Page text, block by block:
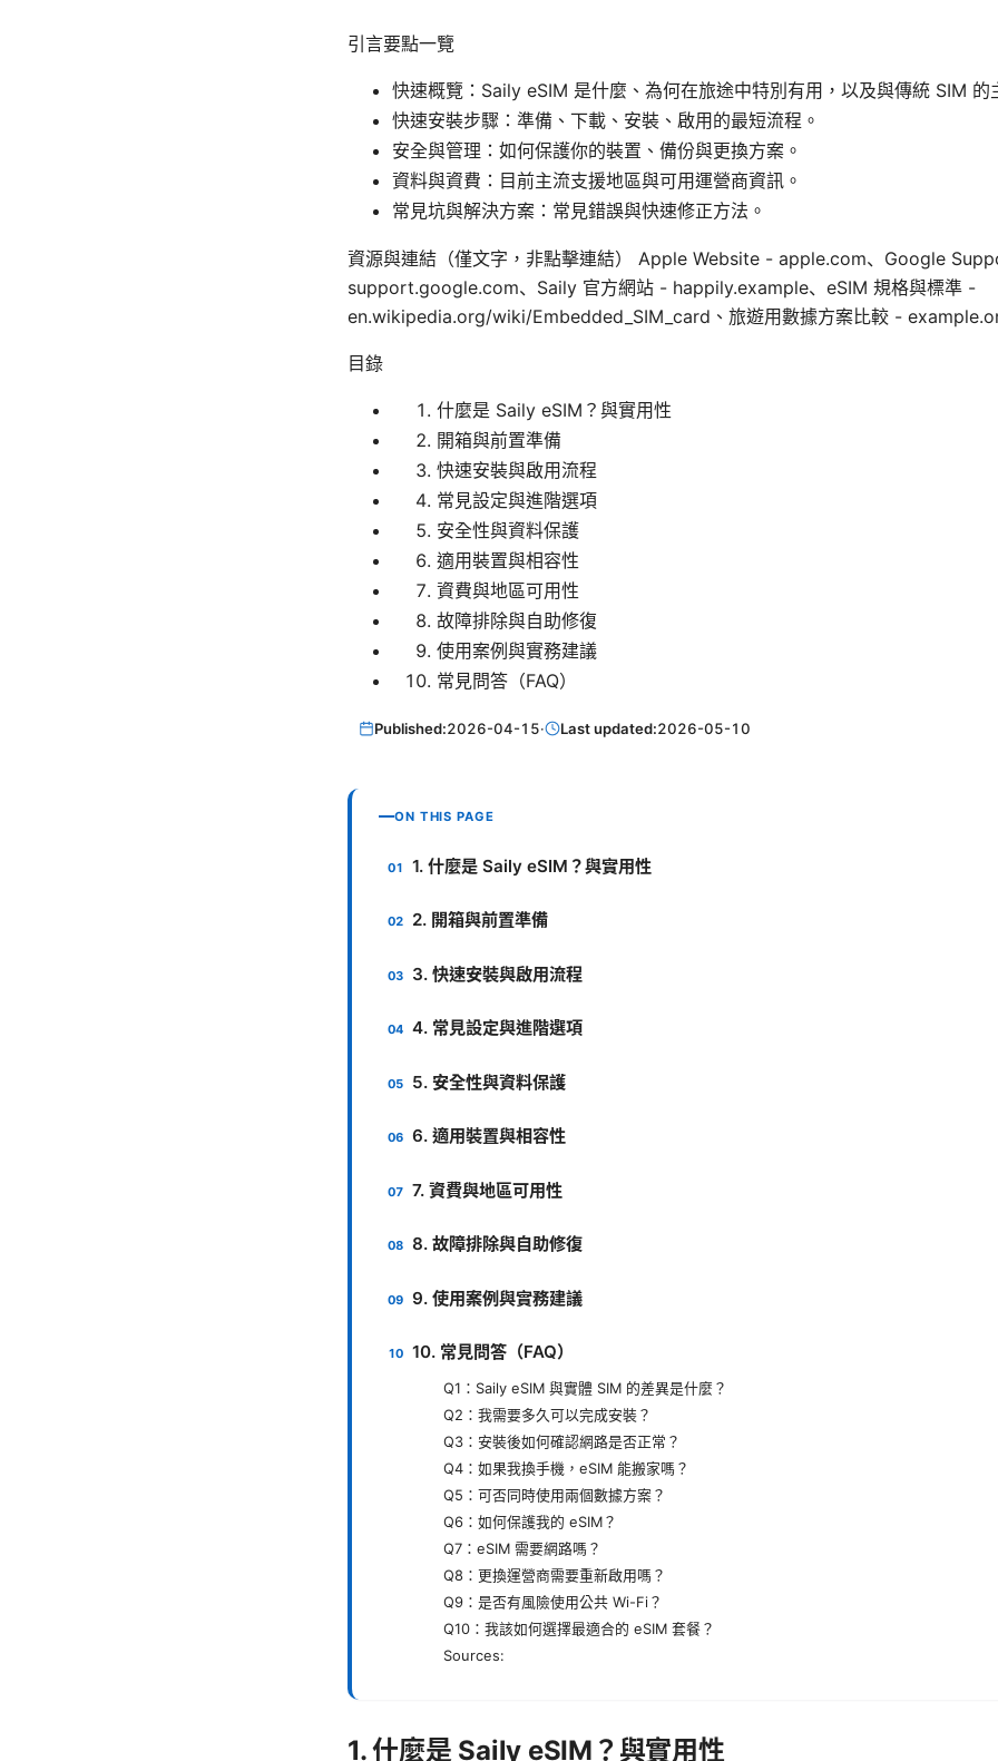
引言要點一覽
快速概覽：Saily eSIM 是什麼、為何在旅途中特別有用，以及與傳統 SIM 的
快速安裝步驟：準備、下載、安裝、啟用的最短流程。
安全與管理：如何保護你的裝置、備份與更換方案。
資料與資費：目前主流支援地區與可用運營商資訊。
常見坑與解決方案：常見錯誤與快速修正方法。
資源與連結（僅文字，非點擊連結） Apple Website - apple.com、Google
support.google.com、Saily 官方網站 - happily.example、eSIM 規格與標準 -
en.wikipedia.org/wiki/Embedded_SIM_card、旅遊用數據方案比較 -
目錄
什麼是 Saily eSIM？與實用性
開箱與前置準備
快速安裝與啟用流程
常見設定與進階選項
安全性與資料保護
適用裝置與相容性
資費與地區可用性
故障排除與自助修復
使用案例與實務建議
常見問答（FAQ）
Published:2026-04-15· Last updated:2026-05-10
ON THIS PAGE
1. 什麼是 Saily eSIM？與實用性
2. 開箱與前置準備
3. 快速安裝與啟用流程
4. 常見設定與進階選項
5. 安全性與資料保護
6. 適用裝置與相容性
7. 資費與地區可用性
8. 故障排除與自助修復
9. 使用案例與實務建議
10. 常見問答（FAQ）
Q1：Saily eSIM 與實體 SIM 的差異是什麼？
Q2：我需要多久可以完成安裝？
Q3：安裝後如何確認網路是否正常？
Q4：如果我換手機，eSIM 能搬家嗎？
Q5：可否同時使用兩個數據方案？
Q6：如何保護我的 eSIM？
Q7：eSIM 需要網路嗎？
Q8：更換運營商需要重新啟用嗎？
Q9：是否有風險使用公共 Wi-Fi？
Q10：我該如何選擇最適合的 eSIM 套餐？
Sources:
1. 什麼是 Saily eSIM？與實用性